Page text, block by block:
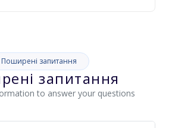
Поширені запитання
запитання
to answer your questions